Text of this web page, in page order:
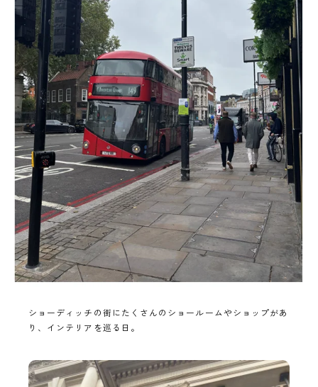
ショーディッチの街にたくさんのショールームやショップがあ
り、インテリアを巡る日。